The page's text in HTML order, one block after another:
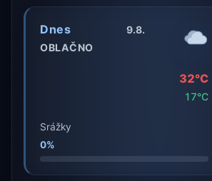
Dnes
9.8.
OBLAČNO
32°C
17°C
Srážky
0%